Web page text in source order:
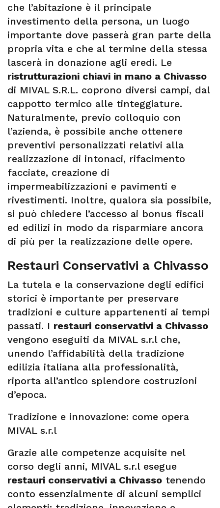
che l’abitazione è il principale
investimento della persona, un luogo
importante dove passerà gran parte della
propria vita e che al termine della stessa
lascerà in donazione agli eredi. Le
ristrutturazioni chiavi in mano a Chivasso
di MIVAL S.R.L. coprono diversi campi, dal
cappotto termico alle tinteggiature.
Naturalmente, previo colloquio con
l’azienda, è possibile anche ottenere
preventivi personalizzati relativi alla
realizzazione di intonaci, rifacimento
facciate, creazione di
impermeabilizzazioni e pavimenti e
rivestimenti. Inoltre, qualora sia possibile,
si può chiedere l’accesso ai bonus fiscali
ed edilizi in modo da risparmiare ancora
di più per la realizzazione delle opere.
Restauri Conservativi a Chivasso
La tutela e la conservazione degli edifici
storici è importante per preservare
tradizioni e culture appartenenti ai tempi
passati. I restauri conservativi a Chivasso
vengono eseguiti da MIVAL s.r.l che,
unendo l’affidabilità della tradizione
edilizia italiana alla professionalità,
riporta all’antico splendore costruzioni
d’epoca.
Tradizione e innovazione: come opera
MIVAL s.r.l
Grazie alle competenze acquisite nel
corso degli anni, MIVAL s.r.l esegue
restauri conservativi a Chivasso tenendo
conto essenzialmente di alcuni semplici